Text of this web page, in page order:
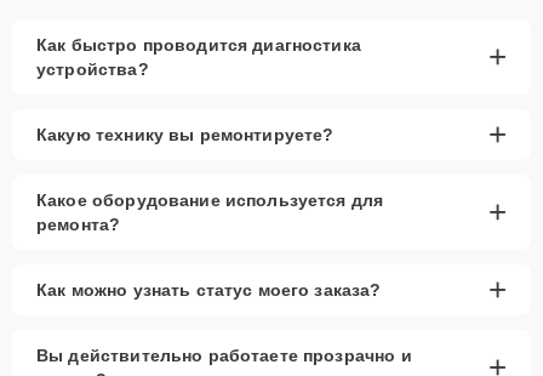
Как быстро проводится диагностика
устройства?
+
Какую технику вы ремонтируете? +
Какое оборудование используется для
ремонта?
+
Как можно узнать статус моего заказа? +
Вы действительно работаете прозрачно и
+